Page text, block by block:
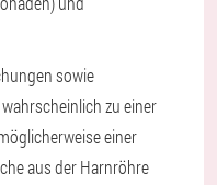
sowie
zu einer
einer
aus der Harnröhre